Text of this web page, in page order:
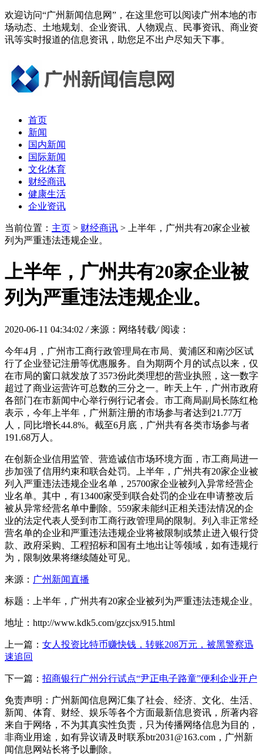
欢迎访问“广州新闻信息网”，在这里您可以阅读广州本地的市
场动态、土地规划、企业资讯、人物观点、民事资讯、商业资
讯等实时报道的信息资讯，助您足不出户尽知天下事。
首页
新闻
国内新闻
国际新闻
文化体育
财经商讯
健康生活
企业资讯
当前位置： 主页 > 财经商讯 > 上半年，广州共有20家企业被
列为严重违法违规企业。
上半年，广州共有20家企业被
列为严重违法违规企业。
2020-06-11 04:34:02 / 来源：网络转载/ 阅读：
今年4月，广州市工商行政管理局在市局、黄浦区和南沙区试
行了企业登记注册等优惠服务。自为期两个月的试点以来，仅
在市局的窗口就发放了3573份此类理想的营业执照，这一数字
超过了商业运营许可总数的三分之一。昨天上午，广州市政府
各部门在市新闻中心举行例行记者会。市工商局副局长陈红枪
表示，今年上半年，广州新注册的市场参与者达到21.77万
人，同比增长44.8%。截至6月底，广州共有各类市场参与者
191.68万人。
在创新企业信用监管、营造诚信市场环境方面，市工商局进一
步加强了信用约束和联合处罚。上半年，广州共有20家企业被
列入严重违法违规企业名单，25700家企业被列入异常经营企
业名单。其中，有13400家受到联合处罚的企业在申请整改后
被从异常经营名单中删除。559家未能纠正相关违法情况的企
业的法定代表人受到市工商行政管理局的限制。列入非正常经
营名单的企业和严重违法违规企业将被限制或禁止进入银行贷
款、政府采购、工程招标和国有土地出让等领域，如有违规行
为，限制效果将继续随处可见。
来源： 广州新闻直播
标题：上半年，广州共有20家企业被列为严重违法违规企业。
地址：http://www.kdk5.com/gzcjsx/915.html
上一篇： 女人投资比特币赚快钱，转账208万元，被黑警察迅
速追回
下一篇： 招商银行广州分行试点“尹正电子路童”便利企业开户
免责声明：广州新闻信息网汇集了社会、经济、文化、生活、
新闻、体育、财经、娱乐等各个方面最新信息资讯，所著内容
来自于网络，不为其真实性负责，只为传播网络信息为目的，
非商业用途，如有异议请及时联系btr2031@163.com，广州新
闻信息网站长将予以删除。